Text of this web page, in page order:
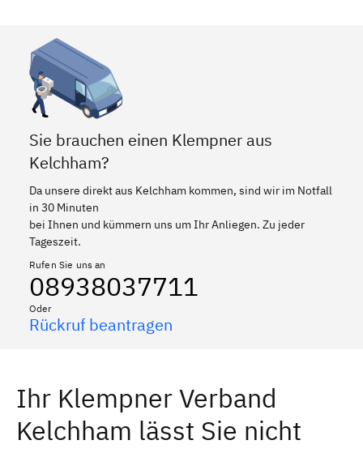
Sie brauchen einen Klempner aus
Kelchham?
Da unsere direkt aus Kelchham kommen, sind wir im Notfall
in 30 Minuten
bei Ihnen und kümmern uns um Ihr Anliegen. Zu jeder
Tageszeit.
Rufen Sie uns an
08938037711
Oder
Rückruf beantragen
Ihr Klempner Verband
Kelchham lässt Sie nicht